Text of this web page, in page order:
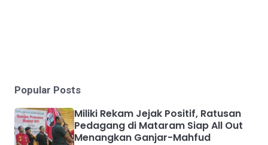
Popular Posts
Miliki Rekam Jejak Positif, Ratusan
Pedagang di Mataram Siap All Out
Menangkan Ganjar-Mahfud